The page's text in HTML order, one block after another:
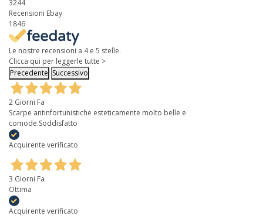
3244
Recensioni Ebay
1846
Le nostre recensioni a 4 e 5 stelle.
Clicca qui per leggerle tutte >
Precedente Successivo
2 Giorni Fa
Scarpe antinfortunistiche esteticamente molto belle e
comode.Soddisfatto
Acquirente verificato
3 Giorni Fa
Ottima
Acquirente verificato